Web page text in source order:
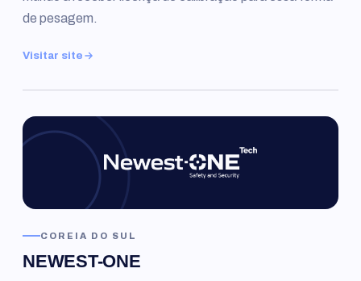
de pesagem.
Visitar site
COREIA DO SUL
NEWEST-ONE